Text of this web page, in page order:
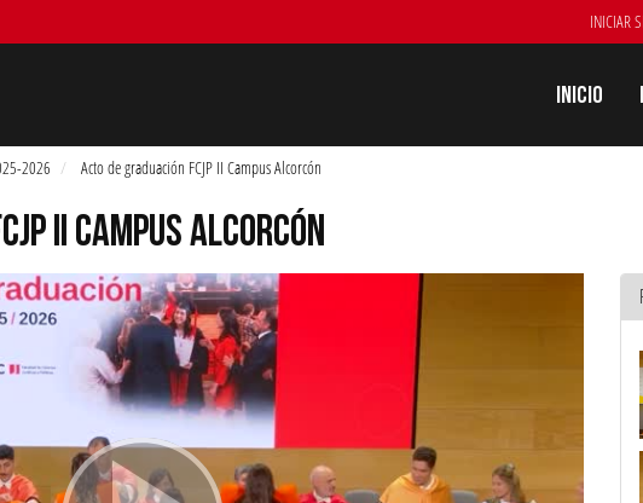
INICIAR
Inicio
2026 Acto de graduación FCJP II Campus Alcorcón
II CAMPUS ALCORCÓN